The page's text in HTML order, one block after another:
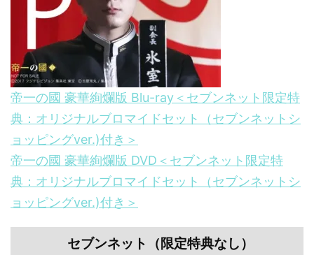
帝一の國 豪華絢爛版 Blu-ray＜セブンネット限定特
典：オリジナルブロマイドセット（セブンネットシ
ョッピングver.)付き＞
帝一の國 豪華絢爛版 DVD＜セブンネット限定特
典：オリジナルブロマイドセット（セブンネットシ
ョッピングver.)付き＞
セブンネット（限定特典なし）